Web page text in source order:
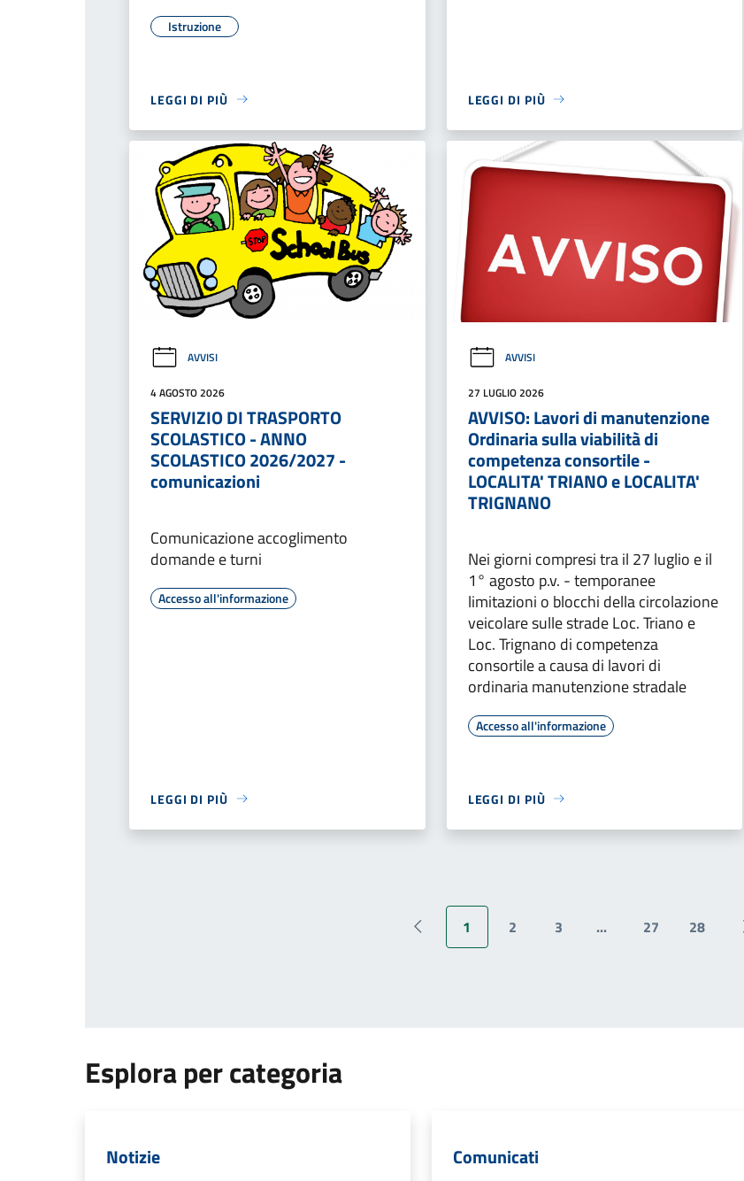
Istruzione
LEGGI DI PIÙ LEGGI DI PIÙ
AVVISI
4 AGOSTO 2026
SERVIZIO DI TRASPORTO
SCOLASTICO - ANNO
SCOLASTICO 2026/2027 -
comunicazioni
Comunicazione accoglimento
domande e turni
Accesso all'informazione
LEGGI DI PIÙ
AVVISI
27 LUGLIO 2026
AVVISO: Lavori di manutenzione
Ordinaria sulla viabilità di
competenza consortile -
LOCALITA' TRIANO e LOCALITA'
TRIGNANO
Nei giorni compresi tra il 27 luglio e il
1° agosto p.v. - temporanee
limitazioni o blocchi della circolazione
veicolare sulle strade Loc. Triano e
Loc. Trignano di competenza
consortile a causa di lavori di
ordinaria manutenzione stradale
Accesso all'informazione
LEGGI DI PIÙ
Pagina precedente
1 2 3 ... 27 28
Esplora per categoria
Notizie Comunicati